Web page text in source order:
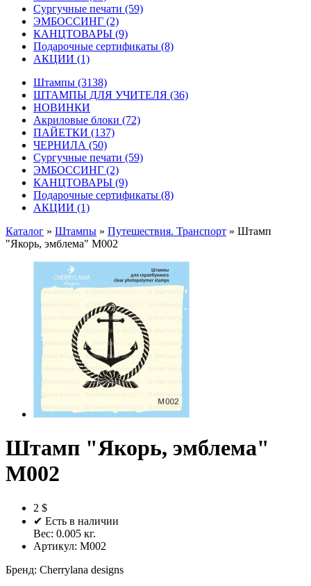
Сургучные печати (59)
ЭМБОССИНГ (2)
КАНЦТОВАРЫ (9)
Подарочные сертификаты (8)
АКЦИИ (1)
Штампы (3138)
ШТАМПЫ ДЛЯ УЧИТЕЛЯ (36)
НОВИНКИ
Акриловые блоки (72)
ПАЙЕТКИ (137)
ЧЕРНИЛА (50)
Сургучные печати (59)
ЭМБОССИНГ (2)
КАНЦТОВАРЫ (9)
Подарочные сертификаты (8)
АКЦИИ (1)
Каталог » Штампы » Путешествия. Транспорт » Штамп
"Якорь, эмблема" M002
Штамп "Якорь, эмблема"
M002
2 $
✔ Есть в наличии
Вес: 0.005 кг.
Артикул: M002
Бренд: Cherrylana designs